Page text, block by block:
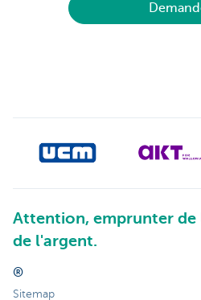
Attention, emprunter de
de l'argent.
®
Sitemap